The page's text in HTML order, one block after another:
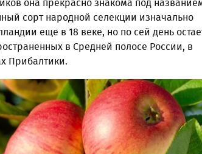
она прекрасно знакома под
сорт народной селекции изначально
еще в 18 веке, но по сей день
в Средней полосе России, в
Прибалтики.